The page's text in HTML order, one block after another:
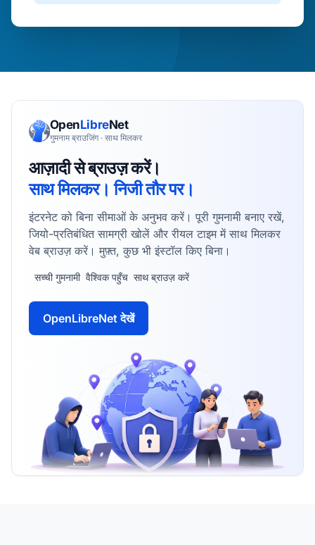
OpenLibreNet
गुमनाम ब्राउजिंग · साथ मिलकर
आज़ादी से ब्राउज़ करें।
साथ मिलकर। निजी तौर पर।
इंटरनेट को बिना सीमाओं के अनुभव करें। पूरी गुमनामी बनाए रखें,
जियो-प्रतिबंधित सामग्री खोलें और रीयल टाइम में साथ मिलकर
वेब ब्राउज़ करें। मुफ़्त, कुछ भी इंस्टॉल किए बिना।
सच्ची गुमनामी वैश्विक पहुँच साथ ब्राउज़ करें
OpenLibreNet देखें